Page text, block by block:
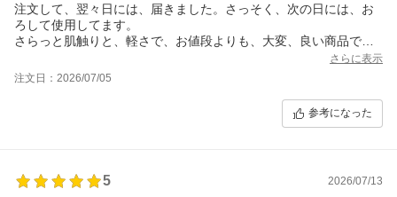
注文して、翌々日には、届きました。さっそく、次の日には、お
ろして使用してます。
さらっと肌触りと、軽さで、お値段よりも、大変、良い商品で
す。夏のトイレ用のスリッパにもってこいです。有り難うござい
ます！
さらに表示
注文日：2026/07/05
参考になった
5
2026/07/13